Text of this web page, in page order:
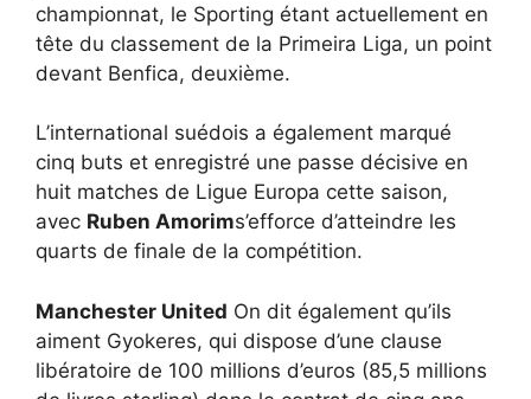
championnat, le Sporting étant actuellement en
tête du classement de la Primeira Liga, un point
devant Benfica, deuxième.
L’international suédois a également marqué
cinq buts et enregistré une passe décisive en
huit matches de Ligue Europa cette saison,
avec Ruben Amorims’efforce d’atteindre les
quarts de finale de la compétition.
Manchester United On dit également qu’ils
aiment Gyokeres, qui dispose d’une clause
libératoire de 100 millions d’euros (85,5 millions